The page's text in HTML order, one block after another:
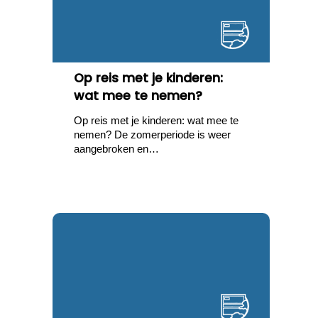
Op reis met je kinderen:
wat mee te nemen?
Op reis met je kinderen: wat mee te
nemen? De zomerperiode is weer
aangebroken en…